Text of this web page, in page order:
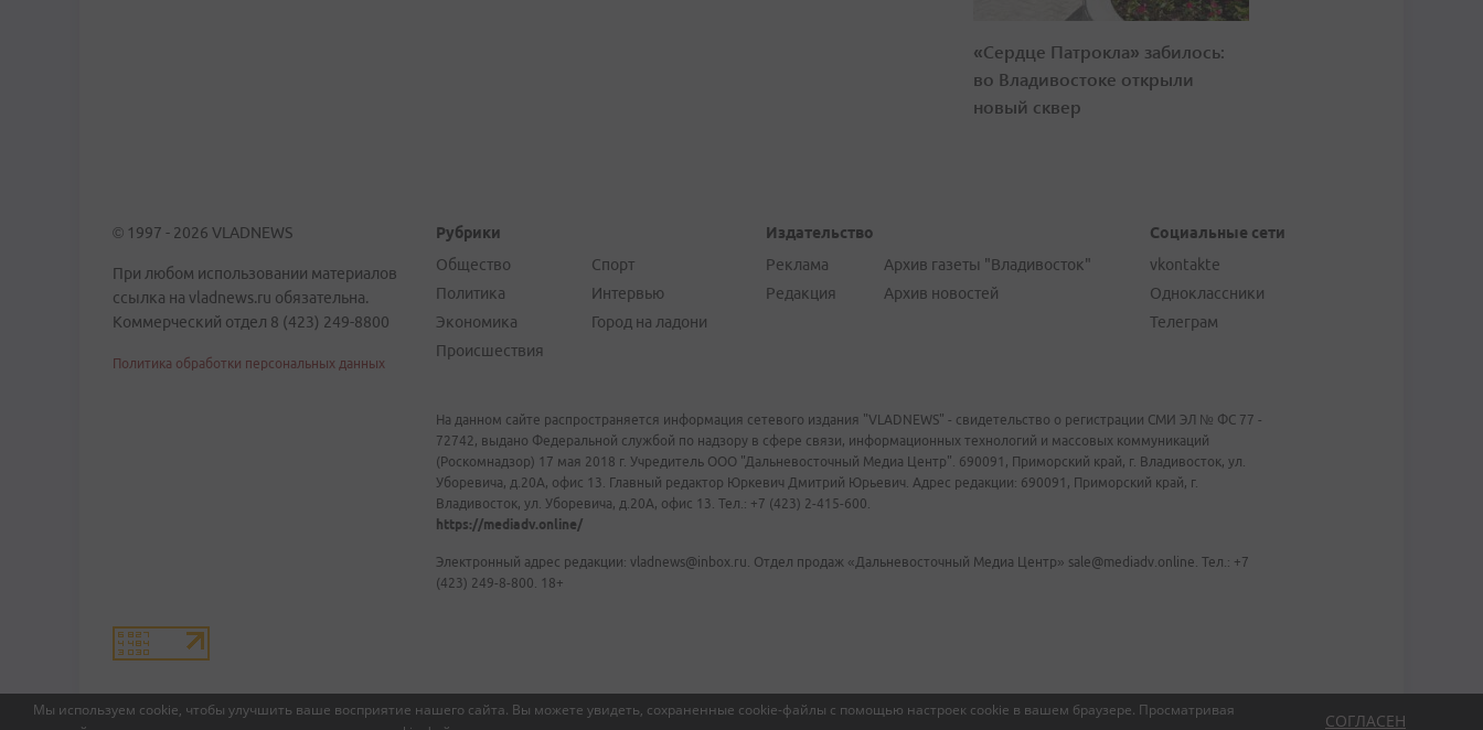
Мы используем cookie, чтобы улучшить ваше восприятие нашего сайта. Вы можете увидеть, сохраненные cookie-файлы с помощью настроек cookie в вашем браузере. Просматривая
СОГЛАСЕН
«Сердце Патрокла» забилось:
во Владивостоке открыли
новый сквер
© 1997 - 2026 VLADNEWS
При любом использовании материалов
ссылка на vladnews.ru обязательна.
Коммерческий отдел 8 (423) 249-8800
Политика обработки персональных данных
Рубрики
Общество
Политика
Экономика
Происшествия
Спорт
Интервью
Город на ладони
Издательство
Реклама
Редакция
Архив газеты "Владивосток"
Архив новостей
Социальные сети
vkontakte
Одноклассники
Телеграм
На данном сайте распространяется информация сетевого издания "VLADNEWS" - свидетельство о регистрации СМИ ЭЛ № ФС 77 -
72742, выдано Федеральной службой по надзору в сфере связи, информационных технологий и массовых коммуникаций
(Роскомнадзор) 17 мая 2018 г. Учредитель ООО "Дальневосточный Медиа Центр". 690091, Приморский край, г. Владивосток, ул.
Уборевича, д.20А, офис 13. Главный редактор Юркевич Дмитрий Юрьевич. Адрес редакции: 690091, Приморский край, г.
Владивосток, ул. Уборевича, д.20А, офис 13. Тел.: +7 (423) 2-415-600.
https://mediadv.online/
Электронный адрес редакции: vladnews@inbox.ru. Отдел продаж «Дальневосточный Медиа Центр» sale@mediadv.online. Тел.: +7
(423) 249-8-800. 18+